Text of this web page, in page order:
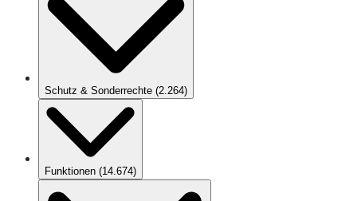
Schutz & Sonderrechte (2.264)
Funktionen (14.674)